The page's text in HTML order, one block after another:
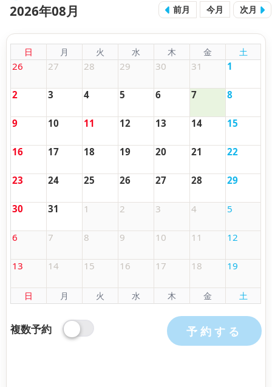
2026年08月
前月 今月 次月
日 月 火 水 木 金 土
26 27 28 29 30 31 1
2 3 4 5 6 7 8
9 10 11 12 13 14 15
16 17 18 19 20 21 22
23 24 25 26 27 28 29
30 31 1 2 3 4 5
6 7 8 9 10 11 12
13 14 15 16 17 18 19
日 月 火 水 木 金 土
複数予約 予約する